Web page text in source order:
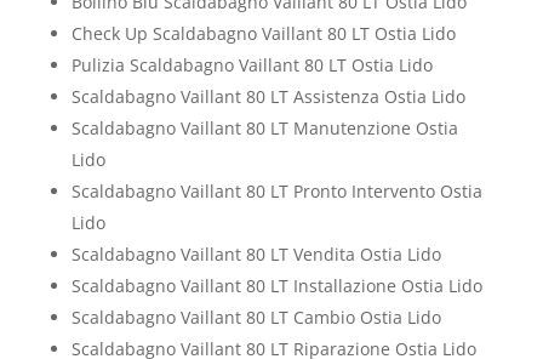
Check Up Scaldabagno Vaillant 80 LT Ostia Lido
Pulizia Scaldabagno Vaillant 80 LT Ostia Lido
Scaldabagno Vaillant 80 LT Assistenza Ostia Lido
Scaldabagno Vaillant 80 LT Manutenzione Ostia
Lido
Scaldabagno Vaillant 80 LT Pronto Intervento Ostia
Lido
Scaldabagno Vaillant 80 LT Vendita Ostia Lido
Scaldabagno Vaillant 80 LT Installazione Ostia Lido
Scaldabagno Vaillant 80 LT Cambio Ostia Lido
Scaldabagno Vaillant 80 LT Riparazione Ostia Lido